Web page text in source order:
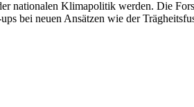
nationalen Klimapolitik werden. Die
bei neuen Ansätzen wie der